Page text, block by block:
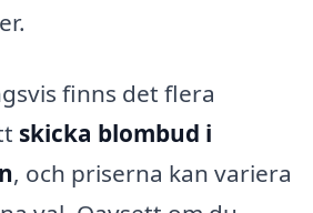
finns det flera
skicka blombud i
, och priserna kan variera